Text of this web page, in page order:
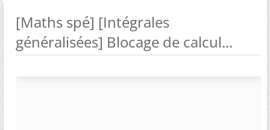
[Maths spé] [Intégrales
généralisées] Blocage de calcul...